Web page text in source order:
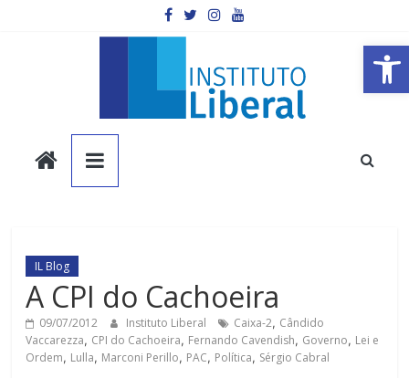
Barra de Ferramentas Aberta
Instituto
Liberal
é
a
parte
mais
importante
da
IL Blog
A CPI do Cachoeira
09/07/2012 Instituto Liberal Caixa-2, Cândido
Vaccarezza, CPI do Cachoeira, Fernando Cavendish, Governo, Lei e
Ordem, Lulla, Marconi Perillo, PAC, Política, Sérgio Cabral